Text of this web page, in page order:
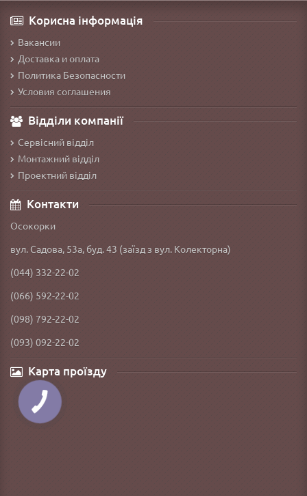
Корисна інформація
Вакансии
Доставка и оплата
Политика Безопасности
Условия соглашения
Відділи компанії
Сервісний відділ
Монтажний відділ
Проектний відділ
Контакти
Осокорки
вул. Садова, 53а, буд. 43 (заїзд з вул. Колекторна)
(044) 332-22-02
(066) 592-22-02
(098) 792-22-02
(093) 092-22-02
Карта проїзду